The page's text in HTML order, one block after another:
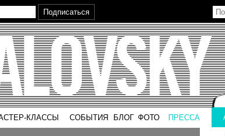
КЛАССЫ СОБЫТИЯ БЛОГ ФОТО ПРЕССА